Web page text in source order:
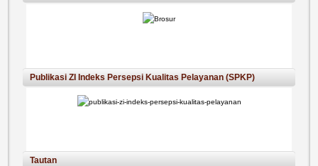
Publikasi ZI Indeks Persepsi Kualitas Pelayanan (SPKP)
Tautan